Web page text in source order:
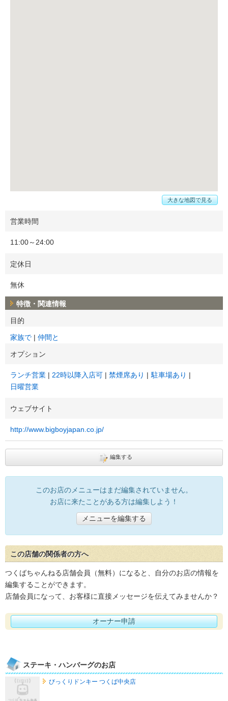
大きな地図で見る
営業時間
11:00～24:00
定休日
無休
特徴・関連情報
目的
家族で 仲間と
オプション
ランチ営業 22時以降入店可 禁煙席あり
駐車場あり
日曜営業
ウェブサイト
http://www.bigboyjapan.co.jp/
編集する
このお店のメニューはまだ編集されていません。
お店に来たことがある方は編集しよう！
メニューを編集する
この店舗の関係者の方へ
つくばちゃんねる店舗会員（無料）になると、自分のお店の情報を
編集することができます。
店舗会員になって、お客様に直接メッセージを伝えてみませんか？
オーナー申請
ステーキ・ハンバーグのお店
びっくりドンキー つくば中央店